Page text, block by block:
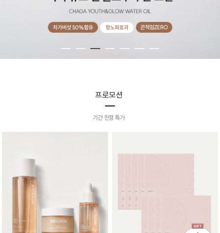
프로모션
기간 한정 특가